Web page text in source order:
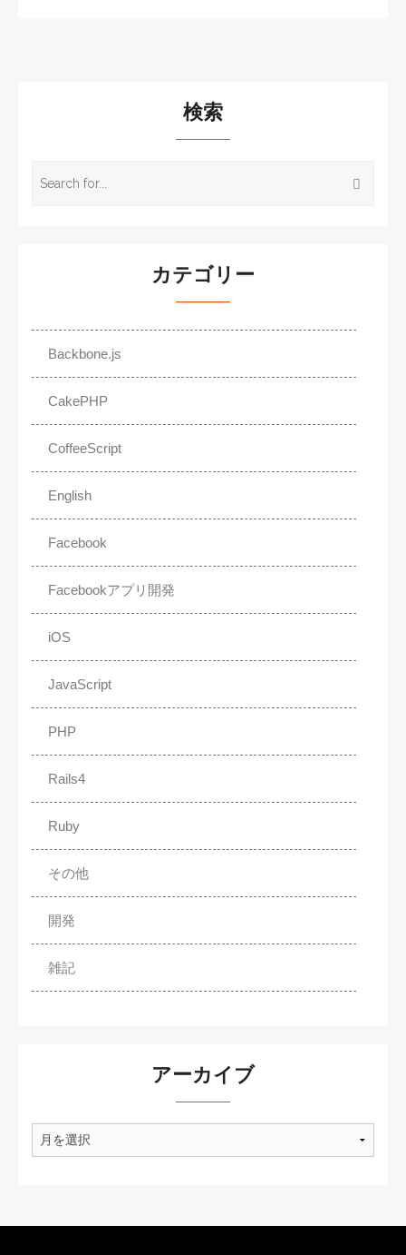
検索
カテゴリー
Backbone.js
CakePHP
CoffeeScript
English
Facebook
Facebookアプリ開発
iOS
JavaScript
PHP
Rails4
Ruby
その他
開発
雑記
アーカイブ
ア
ー